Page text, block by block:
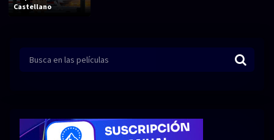
Comedia Crimen
Terror
Fantástico Romance
Castellano